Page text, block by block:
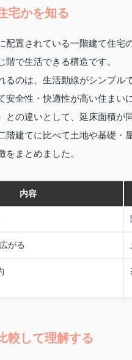
宅かを知る
配置されている一階建て住宅
で生活できる構造です。
るのは、生活動線がシンプル
全性・快適性が高い住まい
との違いとして、延床面積が
建てに比べて土地や基礎・
まとめました。
内容
がる
較して理解する